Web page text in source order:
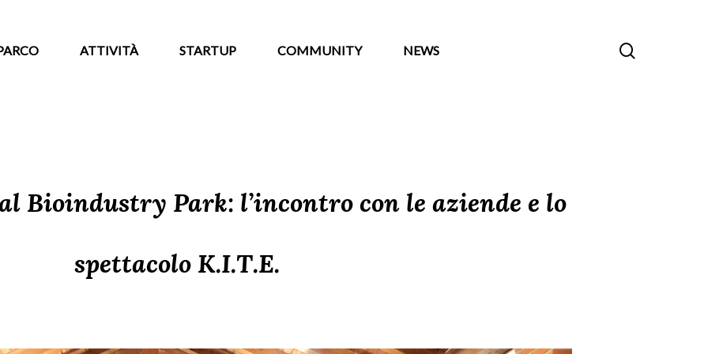
ATTIVITÀ STARTUP COMMUNITY NEWS
Bioindustry Park: l’incontro con le aziende e lo
spettacolo K.I.T.E.